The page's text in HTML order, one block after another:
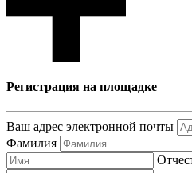
Регистрация на площадке
Ваш адрес электронной почты
Фамилия